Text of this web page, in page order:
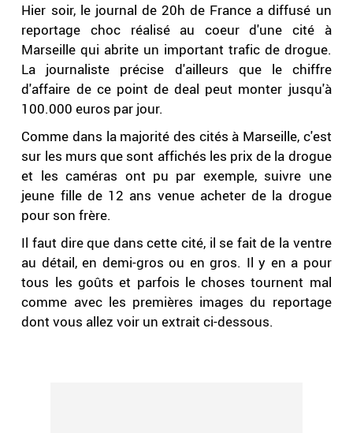
Hier soir, le journal de 20h de France a diffusé un
reportage choc réalisé au coeur d'une cité à
Marseille qui abrite un important trafic de drogue.
La journaliste précise d'ailleurs que le chiffre
d'affaire de ce point de deal peut monter jusqu'à
100.000 euros par jour.
Comme dans la majorité des cités à Marseille, c'est
sur les murs que sont affichés les prix de la drogue
et les caméras ont pu par exemple, suivre une
jeune fille de 12 ans venue acheter de la drogue
pour son frère.
Il faut dire que dans cette cité, il se fait de la ventre
au détail, en demi-gros ou en gros. Il y en a pour
tous les goûts et parfois le choses tournent mal
comme avec les premières images du reportage
dont vous allez voir un extrait ci-dessous.